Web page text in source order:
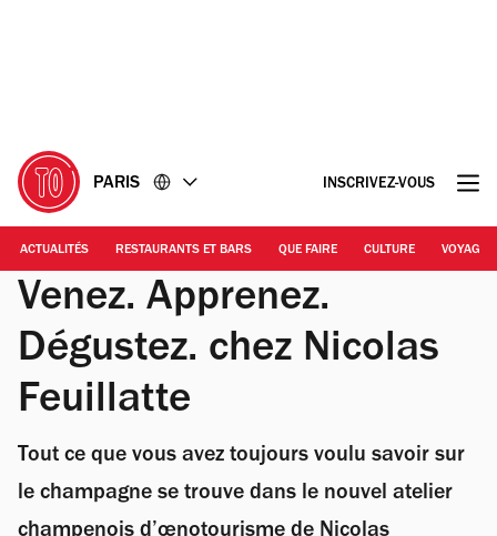
PARIS INSCRIVEZ-VOUS
ACTUALITÉS RESTAURANTS ET BARS QUE FAIRE CULTURE VOYAGE
Venez. Apprenez.
Dégustez. chez Nicolas
Feuillatte
Tout ce que vous avez toujours voulu savoir sur
le champagne se trouve dans le nouvel atelier